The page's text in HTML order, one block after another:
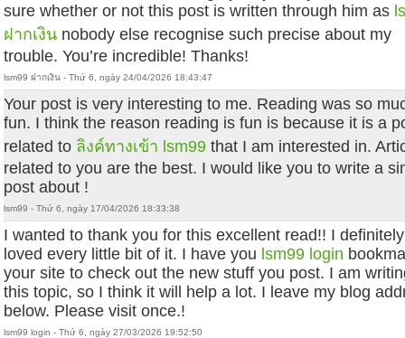
sure whether or not this post is written through him as
ฝากเงิน nobody else recognise such precise about my
trouble. You’re incredible! Thanks!
lsm99 ฝากเงิน - Thứ 6, ngày 24/04/2026 18:43:47
Your post is very interesting to me. Reading was so
fun. I think the reason reading is fun is because it is a
related to ลิงค์ทางเข้า lsm99 that I am interested in.
related to you are the best. I would like you to write a
post about !
lsm99 - Thứ 6, ngày 17/04/2026 18:33:38
I wanted to thank you for this excellent read!! I definitely
loved every little bit of it. I have you lsm99 login
your site to check out the new stuff you post. I am
this topic, so I think it will help a lot. I leave my blog
below. Please visit once.!
lsm99 login - Thứ 6, ngày 27/03/2026 19:52:50